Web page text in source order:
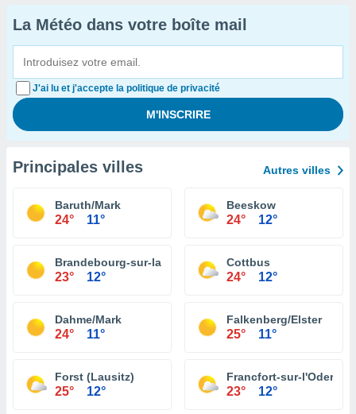
La Météo dans votre boîte mail
J'ai lu et j'accepte la politique de privacité
Principales villes Autres villes
Baruth/Mark
24° 11°
Beeskow
24° 12°
Brandebourg-sur-la-Havel
23° 12°
Cottbus
24° 12°
Dahme/Mark
24° 11°
Falkenberg/Elster
25° 11°
Forst (Lausitz)
25° 12°
Francfort-sur-l'Oder
23° 12°